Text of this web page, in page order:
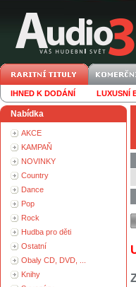
IHNED K DODÁNÍ LUXUSNÍ
Nabídka
AKCE
KAMPAŇ
NOVINKY
Country
Dance
Pop
Rock
Hudba pro děti
Ostatní
Obaly CD, DVD, ...
Knihy